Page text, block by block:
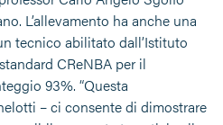
L’allevamento ha anche una
tecnico abilitato dall’Istituto
CReNBA per il
93%. “Questa
– ci consente di dimostrare